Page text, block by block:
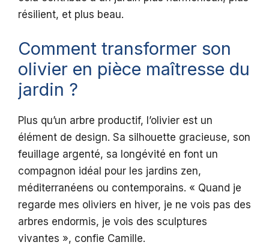
résilient, et plus beau.
Comment transformer son
olivier en pièce maîtresse du
jardin ?
Plus qu’un arbre productif, l’olivier est un
élément de design. Sa silhouette gracieuse, son
feuillage argenté, sa longévité en font un
compagnon idéal pour les jardins zen,
méditerranéens ou contemporains. « Quand je
regarde mes oliviers en hiver, je ne vois pas des
arbres endormis, je vois des sculptures
vivantes », confie Camille.